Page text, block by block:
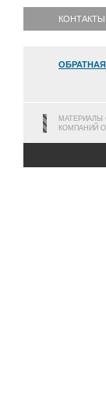
КОНТАКТЫ
МАТЕРИАЛЫ
КОМПАНИЙ